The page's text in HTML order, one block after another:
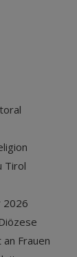
Tirol
2026
Frauen